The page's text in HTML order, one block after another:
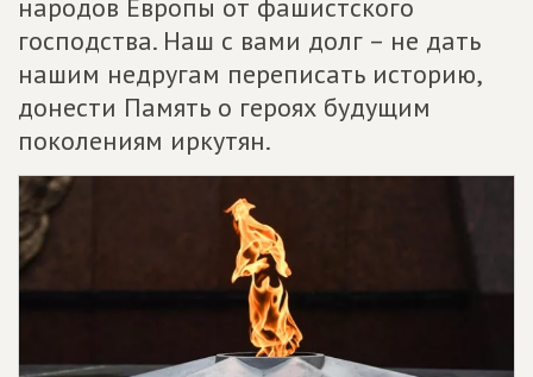
народов Европы от фашистского
господства. Наш с вами долг – не дать
нашим недругам переписать историю,
донести Память о героях будущим
поколениям иркутян.